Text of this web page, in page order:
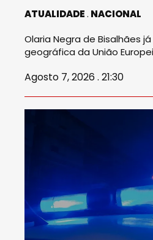
ATUALIDADE NACIONAL
Olaria Negra de Bisalhães
geográfica da União
Agosto 7, 2026 . 21:30